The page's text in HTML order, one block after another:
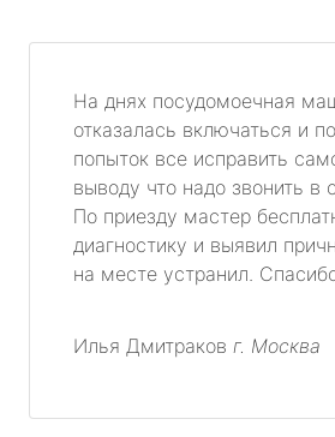
На днях посудомоечная
отказалась включаться и
попыток все исправить
выводу что надо звонить в
По приезду мастер
диагностику и выявил
на месте устранил.
Илья Дмитраков г. Москва